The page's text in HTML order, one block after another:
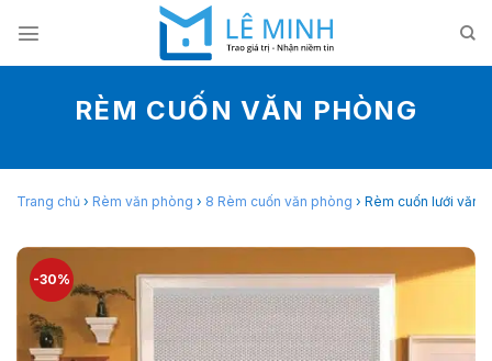
content
RÈM CUỐN VĂN PHÒNG
Trang chủ › Rèm văn phòng › 8 Rèm cuốn văn phòng › Rèm cuốn lưới văn
-30%